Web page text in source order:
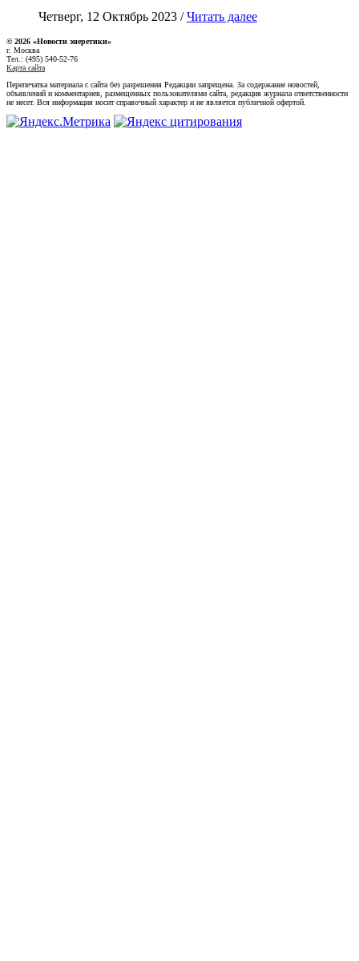
Четверг, 12 Октябрь 2023 /Читать далее
© 2026 «Новости энеретики»
г. Москва
Тел.: (495) 540-52-76
Карта сайта
Перепечатка материала с сайта без разрешения Редакции запрещена. За содержание новостей,
объявлений и комментариев, размещенных пользователями сайта, редакция журнала ответственности
не несет. Вся информация носит справочный характер и не является публичной офертой.